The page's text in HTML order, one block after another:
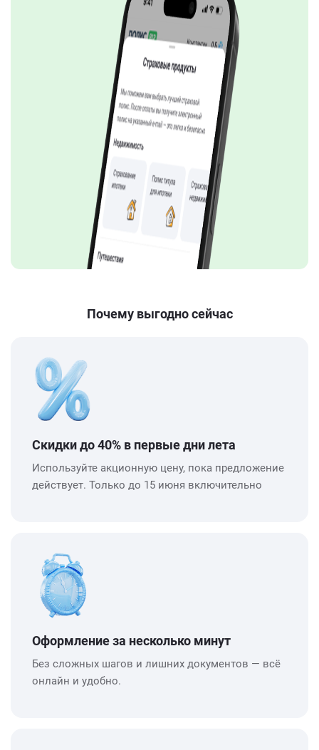
Почему выгодно сейчаc
Скидки до 40% в первые дни лета
Используйте акционную цену, пока предложение
действует. Только до 15 июня включительно
Оформление за несколько минут
Без сложных шагов и лишних документов — всё
онлайн и удобно.